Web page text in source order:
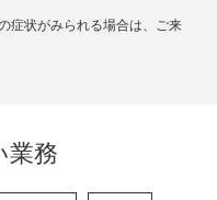
症状がみられる場合は、ご来
業務